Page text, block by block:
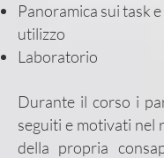
Panoramica sui task
utilizzo
Laboratorio
Durante il corso i
seguiti e motivati nel
della propria